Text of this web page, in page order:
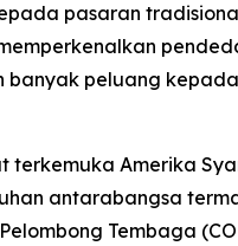
pasaran
peluang
terkemuka Amerika
antarabangsa
Tembaga